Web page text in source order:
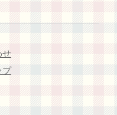
せ
プ